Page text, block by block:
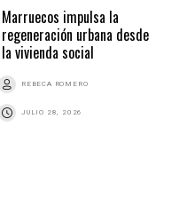
Marruecos impulsa la
regeneración urbana desde
la vivienda social
REBECA ROMERO
JULIO 28, 2026